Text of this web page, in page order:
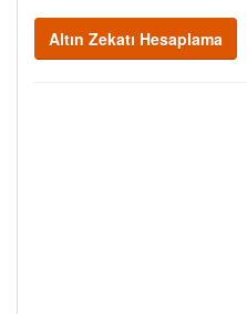
Altın Zekatı Hesaplama